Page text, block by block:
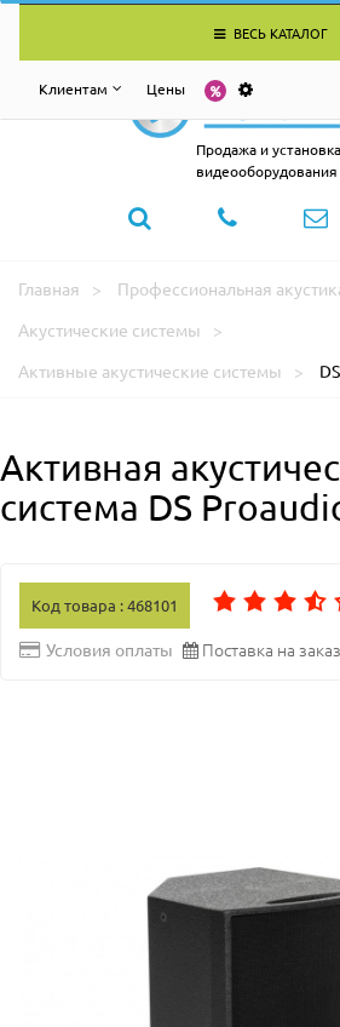
ВЕСЬ КАТАЛОГ
Клиентам Цены
Продажа и установка
видеооборудования
Главная
Профессиональная
Акустические системы
Активные акустические системы
Активная
система DS
Код товара : 468101
Условия оплаты Поставка на заказ